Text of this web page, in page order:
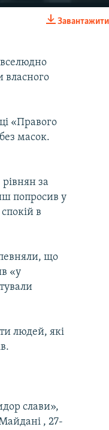
власного
«Правого
масок.
за
попросив у
в
що
«у
людей, які
слави»,
, 27-